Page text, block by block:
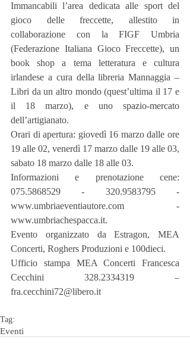
Immancabili l’area dedicata alle sport del
gioco delle freccette, allestito in
collaborazione con la FIGF Umbria
(Federazione Italiana Gioco Freccette), un
book shop a tema letteratura e cultura
irlandese a cura della libreria Mannaggia –
Libri da un altro mondo (quest’ultima il 17 e
il 18 marzo), e uno spazio-mercato
dell’artigianato.
Orari di apertura: giovedì 16 marzo dalle ore
19 alle 02, venerdì 17 marzo dalle 19 alle 03,
sabato 18 marzo dalle 18 alle 03.
Informazioni e prenotazione cene:
075.5868529 - 320.9583795 -
www.umbriaeventiautore.com -
www.umbriachespacca.it.
Evento organizzato da Estragon, MEA
Concerti, Roghers Produzioni e 100dieci.
Ufficio stampa MEA Concerti Francesca
Cecchini 328.2334319 –
fra.cecchini72@libero.it
Tag:
Eventi